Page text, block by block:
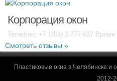
Корпорация окон
Телефон: +7 (351) 2-777-627
Смотреть отзывы »
Пластиковые окна в Челябинске и
2012-